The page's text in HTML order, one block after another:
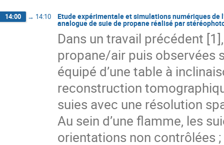
14:00 → 14:10 Etude expérimentale et simulations numériques
analogue de suie de propane réalisé par
Dans un travail précédent
propane/air puis observées
équipé d’une table à
reconstruction
suies avec une résolution
Au sein d’une flamme, les
orientations non contrôlées